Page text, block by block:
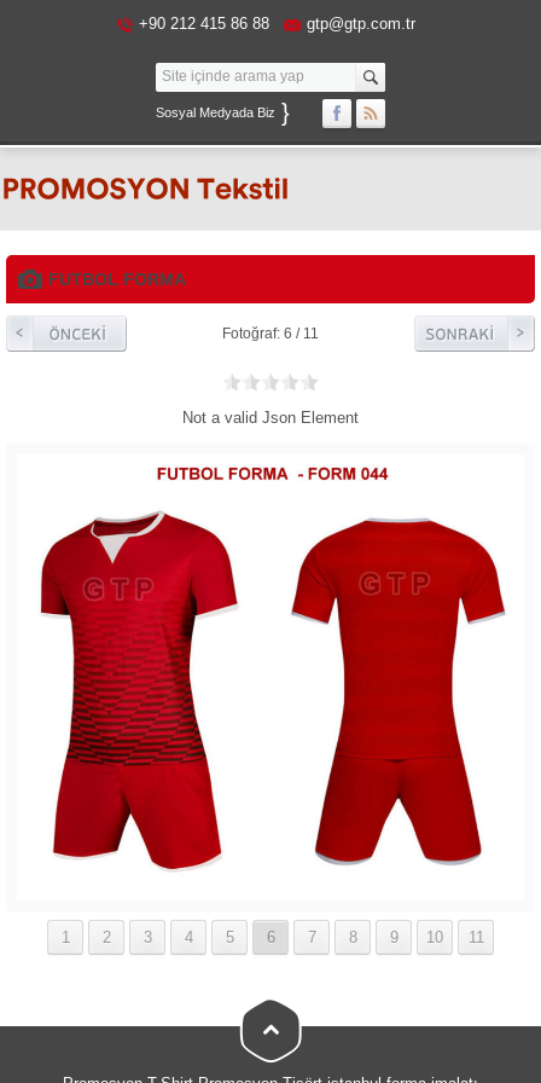
+90 212 415 86 88 gtp@gtp.com.tr
Sosyal Medyada Biz }
FUTBOL FORMA
Fotoğraf: 6 / 11
Not a valid Json Element
1 2 3 4 5 6 7 8 9 10 11